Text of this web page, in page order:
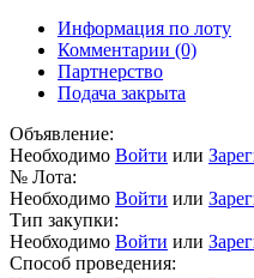
Информация по лоту
Комментарии (0)
Партнерство
Подача закрыта
Объявление:
Необходимо Войти или
№ Лота:
Необходимо Войти или
Тип закупки:
Необходимо Войти или
Способ проведения: